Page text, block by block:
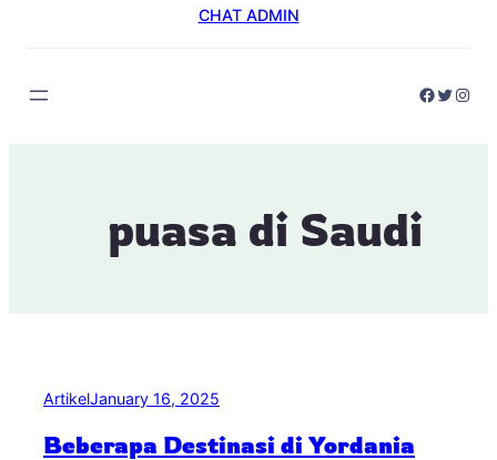
CHAT ADMIN
Twitter
puasa di Saudi
ArtikelJanuary 16, 2025
Beberapa Destinasi di Yordania